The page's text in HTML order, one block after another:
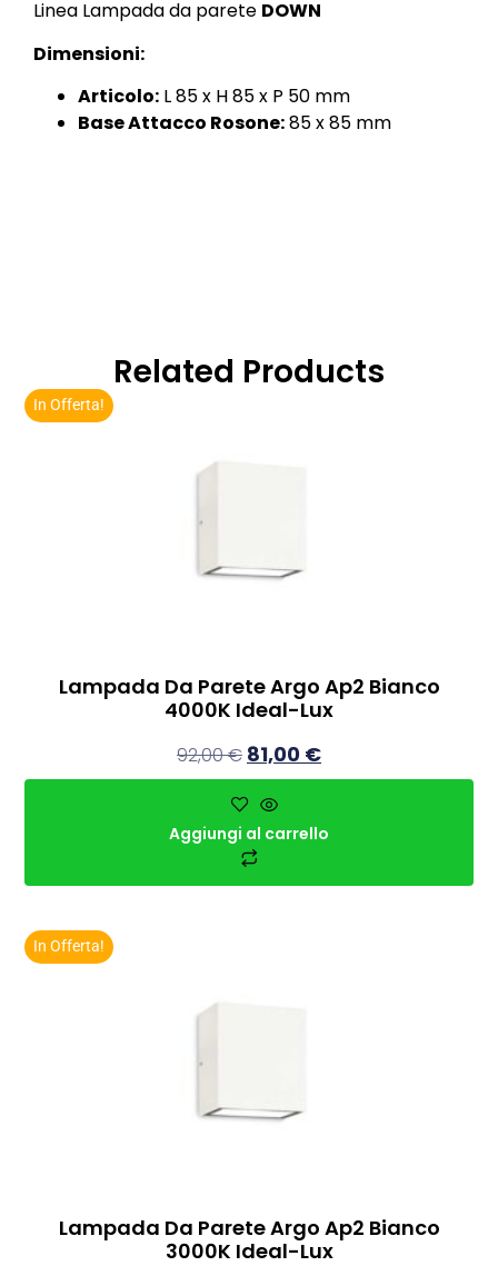
Linea Lampada da parete DOWN
Dimensioni:
Articolo: L 85 x H 85 x P 50 mm
Base Attacco Rosone:85 x 85 mm
Related Products
In Offerta!
Lampada Da Parete Argo Ap2 Bianco
4000K Ideal-Lux
92,00€ 81,00 €
Aggiungi al carrello
In Offerta!
Lampada Da Parete Argo Ap2 Bianco
3000K Ideal-Lux